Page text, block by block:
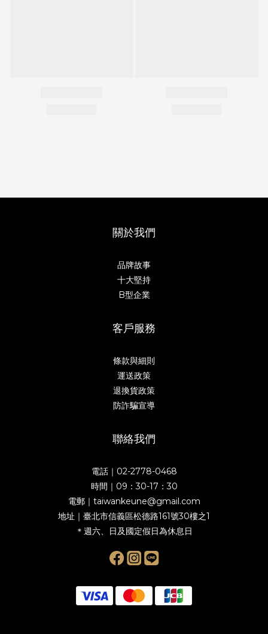
關於我們
品牌故事
十大堅持
B型企業
客戶服務
條款與細則
運送政策
退換貨政策
防詐騙宣導
聯絡我們
電話｜02-2778-0468
時間｜09：30-17：30
電郵｜taiwankeune@gmail.com
地址｜臺北市信義區松德路161號30樓之1
＊週六、日及國定假日為休息日